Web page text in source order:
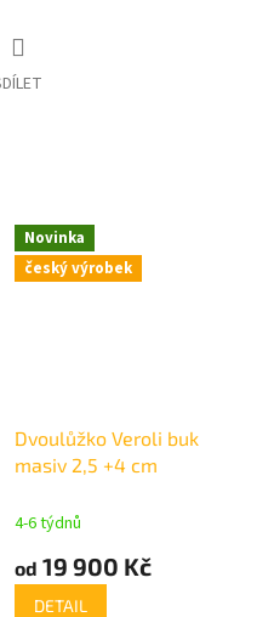
Novinka
český výrobek
Dvoulůžko Veroli buk
masiv 2,5 +4 cm
4-6 týdnů
od 19 900 Kč
DETAIL